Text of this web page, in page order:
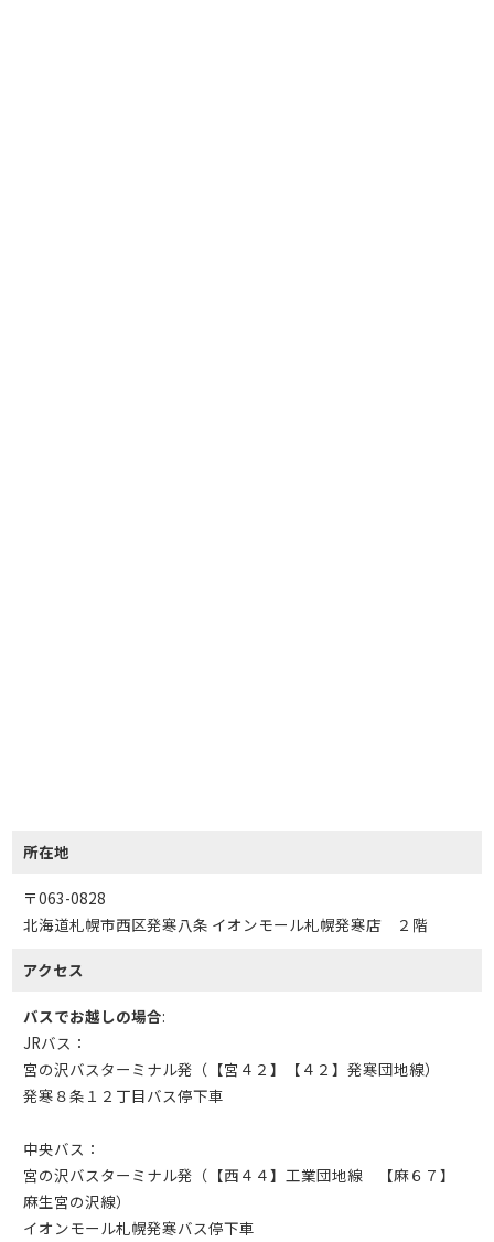
所在地
〒063-0828
北海道札幌市西区発寒八条 イオンモール札幌発寒店 ２階
アクセス
バスでお越しの場合:
JRバス：
宮の沢バスターミナル発（【宮４２】【４２】発寒団地線）
発寒８条１２丁目バス停下車
中央バス：
宮の沢バスターミナル発（【西４４】工業団地線 【麻６７】
麻生宮の沢線）
イオンモール札幌発寒バス停下車